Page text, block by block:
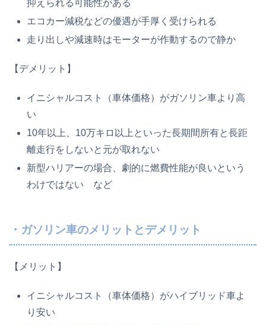
抑えられる可能性がある
エコカー減税などの優遇が手厚く受けられる
走り出しや減速時はモーターが作動するので静か
【デメリット】
イニシャルコスト（車体価格）がガソリン車より高
い
10年以上、10万キロ以上といった長期間所有と長距
離走行をしないと元が取れない
新型ハリアーの場合、劇的に燃費性能が良いという
わけではない など
・ガソリン車のメリットとデメリット
【メリット】
イニシャルコスト（車体価格）がハイブリッド車よ
り安い